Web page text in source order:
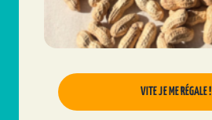
ARBORESCENCE
23 FAUBOURG CONSTANT
CRAPONNE SUR ARZON, Auvergne-Rhône-
Alpes, 43500
VITE JE ME RÉGALE !